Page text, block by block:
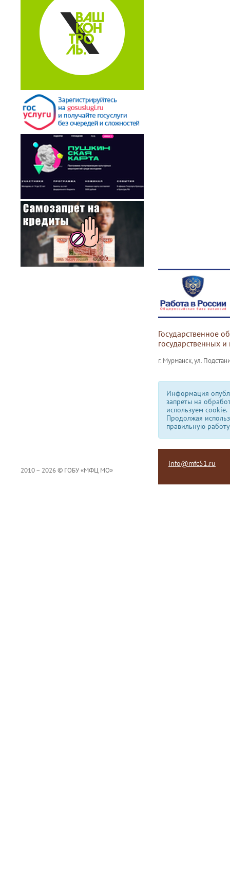
Государственное
государственных
г. Мурманск, ул.
Информация
запреты на
используем сookie.
Продолжая
правильную
2010 – 2026 © ГОБУ «МФЦ МО»
info@mfc51.ru